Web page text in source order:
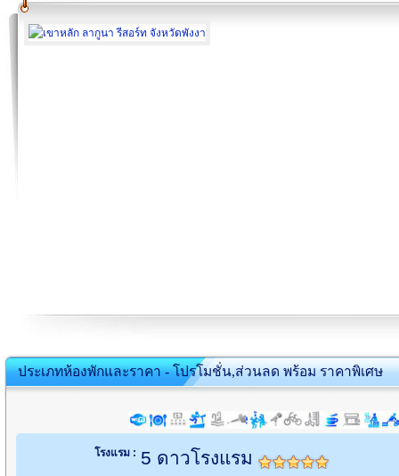
ประเภทห้องพักและราคา - โปรโมชั่น,ส่วนลด พร้อม ราคาพิเศษ
โรงแรม : 5 ดาวโรงแรม